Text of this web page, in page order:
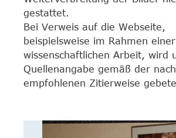
gestattet.
Bei Verweis auf die Webseite,
beispielsweise im Rahmen einer
wissenschaftlichen Arbeit, wird
Quellenangabe gemäß der
empfohlenen Zitierweise